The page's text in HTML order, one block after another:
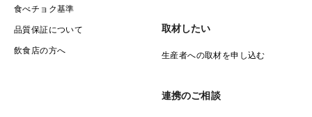
食べチョク基準
品質保証について
飲食店の方へ
取材したい
生産者への取材を申し込む
連携のご相談